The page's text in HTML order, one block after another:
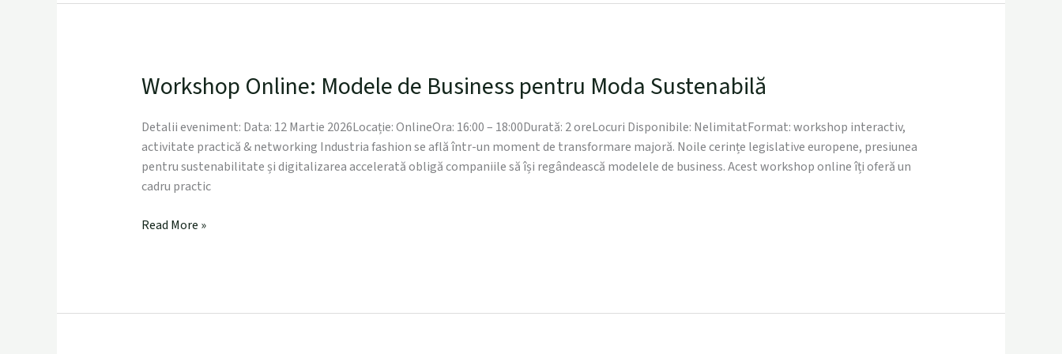
Workshop Online: Modele de Business pentru Moda Sustenabilă
Detalii eveniment: Data: 12 Martie 2026Locație: OnlineOra: 16:00 – 18:00Durată: 2 oreLocuri Disponibile: NelimitatFormat: workshop interactiv,
activitate practică & networking Industria fashion se află într-un moment de transformare majoră. Noile cerințe legislative europene, presiunea
pentru sustenabilitate și digitalizarea accelerată obligă companiile să își regândească modelele de business. Acest workshop online îți oferă un
cadru practic
Workshop
Online:
Modele
Business
pentru
Sustenabilă
Read More »